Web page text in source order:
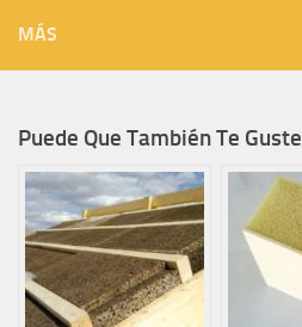
MÁS
Puede Que También Te Guste